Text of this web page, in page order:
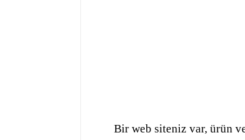
Bir web siteniz var, ürün